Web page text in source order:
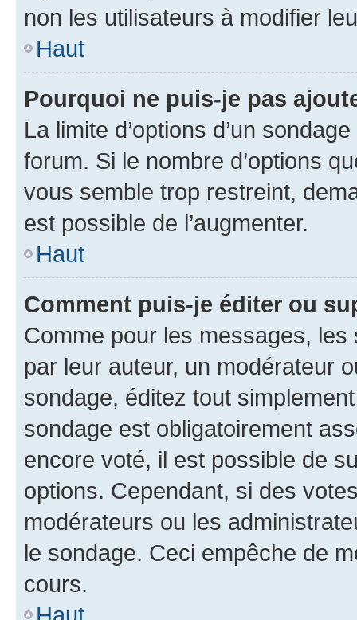
non les utilisateurs à modifier
Haut
Pourquoi ne puis-je pas
La limite d’options d’un
forum. Si le nombre d’options
vous semble trop restreint,
est possible de l’augmenter.
Haut
Comment puis-je éditer ou
Comme pour les messages,
par leur auteur, un modérateur
sondage, éditez tout
sondage est obligatoirement
encore voté, il est possible de
options. Cependant, si des
modérateurs ou les
le sondage. Ceci empêche de
cours.
Haut